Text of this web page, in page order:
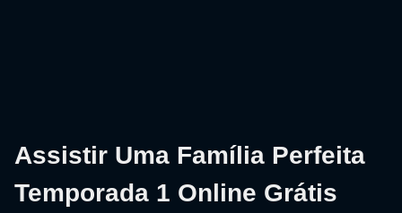
Assistir Uma Família Perfeita
Temporada 1 Online Grátis